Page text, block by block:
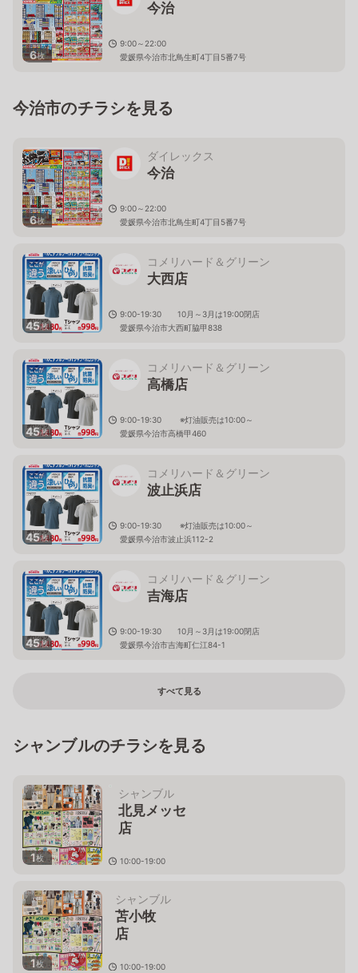
6枚
今治
9:00～22:00
愛媛県今治市北鳥生町4丁目5番7号
今治市のチラシを見る
6枚
ダイレックス
今治
9:00～22:00
愛媛県今治市北鳥生町4丁目5番7号
45枚
コメリハード＆グリーン
大西店
9:00-19:30 10月～3月は19:00閉店
愛媛県今治市大西町脇甲838
45枚
コメリハード＆グリーン
高橋店
9:00-19:30 ※灯油販売は10:00～
愛媛県今治市高橋甲460
45枚
コメリハード＆グリーン
波止浜店
9:00-19:30 ※灯油販売は10:00～
愛媛県今治市波止浜112-2
45枚
コメリハード＆グリーン
吉海店
9:00-19:30 10月～3月は19:00閉店
愛媛県今治市吉海町仁江84-1
すべて見る
シャンブルのチラシを見る
1枚
シャンブル
北見メッセ
店
10:00-19:00
1枚
シャンブル
苫小牧
店
10:00-19:00